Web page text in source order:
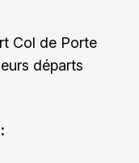
Col de Porte
départs